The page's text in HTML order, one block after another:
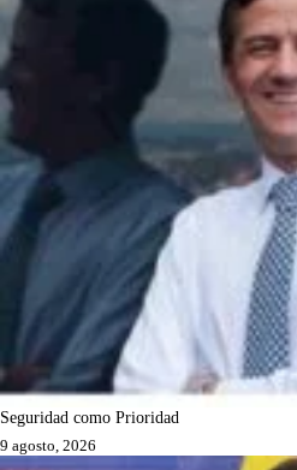
Seguridad como Prioridad
9 agosto, 2026